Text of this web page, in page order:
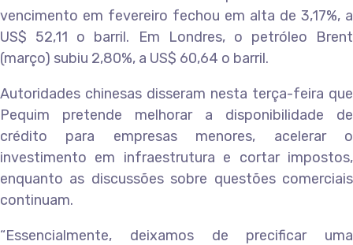
vencimento em fevereiro fechou em alta de 3,17%, a
US$ 52,11 o barril. Em Londres, o petróleo Brent
(março) subiu 2,80%, a US$ 60,64 o barril.
Autoridades chinesas disseram nesta terça-feira que
Pequim pretende melhorar a disponibilidade de
crédito para empresas menores, acelerar o
investimento em infraestrutura e cortar impostos,
enquanto as discussões sobre questões comerciais
continuam.
“Essencialmente, deixamos de precificar uma